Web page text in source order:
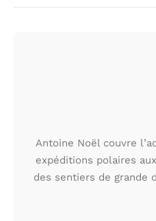
Antoine Noël couvre
expéditions polaires
des sentiers de grande